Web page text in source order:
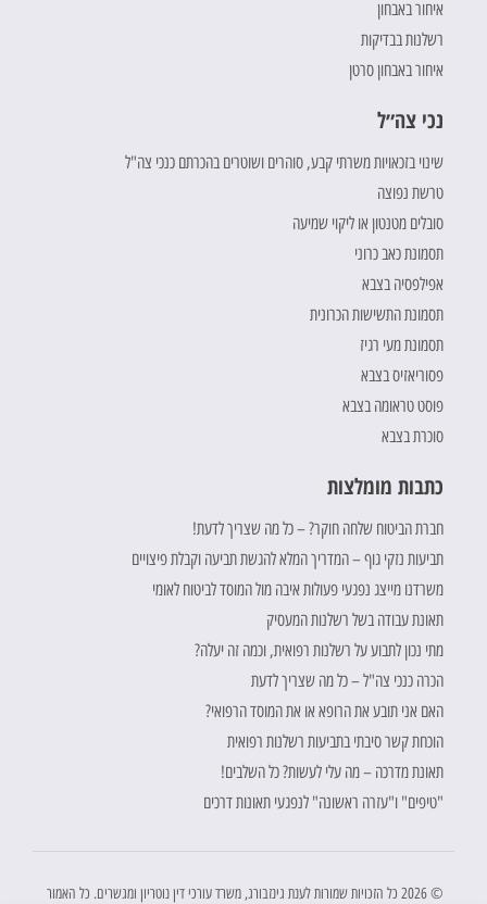
איחור באבחון
רשלנות בבדיקות
איחור באבחון סרטן
נכי צה״ל
שינוי בזכאויות משרתי קבע, סוהרים ושוטרים בהכרתם כנכי צה"ל
טרשת נפוצה
סובלים מטנטון או ליקוי שמיעה
תסמונת כאב כרוני
אפילפסיה בצבא
תסמונת התשישות הכרונית
תסמונת מעי רגיז
פסוריאזיס בצבא
פוסט טראומה בצבא
סוכרת בצבא
כתבות מומלצות
חברת הביטוח שלחה חוקר? – כל מה שצריך לדעת!
תביעות נזקי גוף – המדריך המלא להגשת תביעה וקבלת פיצויים
משרדנו מייצג נפגעי פעולות איבה מול המוסד לביטוח לאומי
תאונת עבודה בשל רשלנות המעסיק
מתי נכון לתבוע על רשלנות רפואית, וכמה זה יעלה?
הכרה כנכי צה"ל – כל מה שצריך לדעת
האם אני תובע את הרופא או את המוסד הרפואי?
הוכחת קשר סיבתי בתביעות רשלנות רפואית
תאונת מדרכה – מה עלי לעשות? כל השלבים!
"טיפים" ו"עזרה ראשונה" לנפגעי תאונות דרכים
© 2026 כל הזכויות שמורות לענת גינזבורג, משרד עורכי דין נוטריון ומגשרים. כל האמור